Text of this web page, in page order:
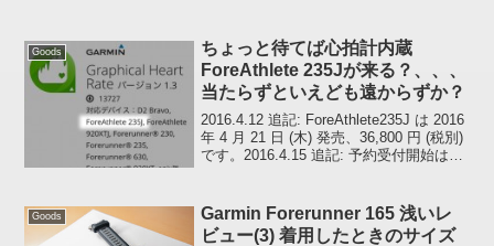
「ん？純正のケーブルより安い、クレー
ドル部分が...
Goods
ちょっと待てば心拍計内蔵
ForeAthlete 235Jが来る？、、、
当たらずといえども遠からずか？
2016.4.12 追記: ForeAthlete235J は 2016
年 4 月 21 日 (木) 発売、36,800 円 (税別)
です。2016.4.15 追記: 予約受付開始は今
Goods
Garmin Forerunner 165 浅いレ
ビュー(3) 着用したときのサイズ